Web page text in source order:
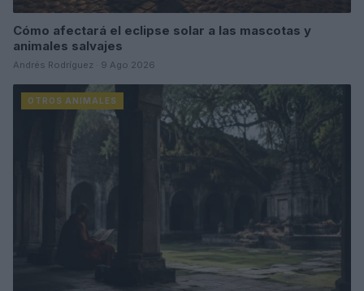
Cómo afectará el eclipse solar a las mascotas y
animales salvajes
Andrés Rodríguez · 9 Ago 2026
OTROS ANIMALES